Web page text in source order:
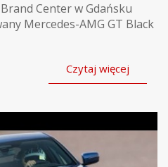
Center w Gdańsku
Mercedes-AMG GT Black
Czytaj więcej